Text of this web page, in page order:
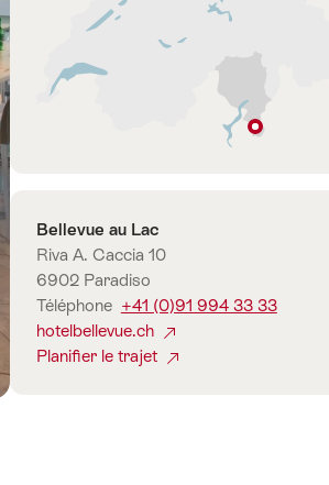
Contact
Bellevue au Lac
Riva A. Caccia 10
6902 Paradiso
Téléphone +41 (0)91 994 33 33
hotelbellevue.ch
Planifier le trajet